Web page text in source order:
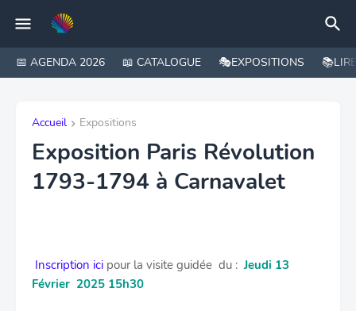
📅 AGENDA 2026 📖 CATALOGUE 🎭EXPOSITIONS 📚LIRE
Accueil Expositions
Exposition Paris Révolution
1793-1794 à Carnavalet
Inscription ici pour la visite guidée du : Jeudi 13
Février 2025 15h30